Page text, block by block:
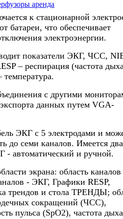
аренда
к стационарной
батареи, что обеспечивает
электроэнергии.
показатели ЭКГ, ЧСС,
– респирация (частота
с другими
данных путем VGA-
ЭКГ с 5 электродами и
до семи каналов. Имеется два
- автоматический и ручной.
экрана: область каналов
- ЭКГ, Графики RESP,
трендов и стола ТРЕНДЫ;
сокращений (ЧСС),
пульса (SpO2), частота